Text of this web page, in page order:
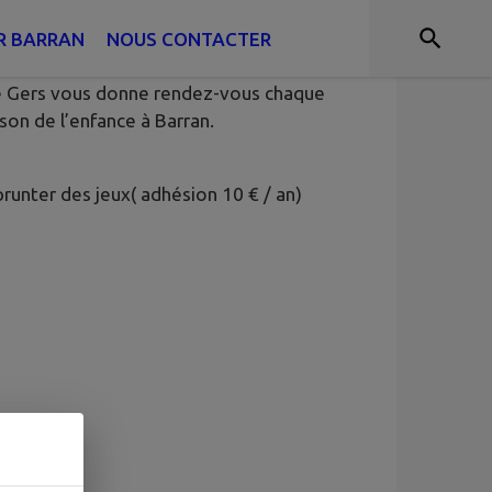
BARRAN NOUS CONTACTER
vous donne rendez-vous chaque
de l’enfance à Barran.
des jeux( adhésion 10 € / an)